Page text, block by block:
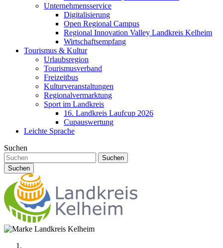
Unternehmensservice
Digitalisierung
Open Regional Campus
Regional Innovation Valley Landkreis Kelheim
Wirtschaftsempfang
Tourismus & Kultur
Urlaubsregion
Tourismusverband
Freizeitbus
Kulturveranstaltungen
Regionalvermarktung
Sport im Landkreis
16. Landkreis Laufcup 2026
Cupauswertung
Leichte Sprache
Suchen
Suchen
Suchen